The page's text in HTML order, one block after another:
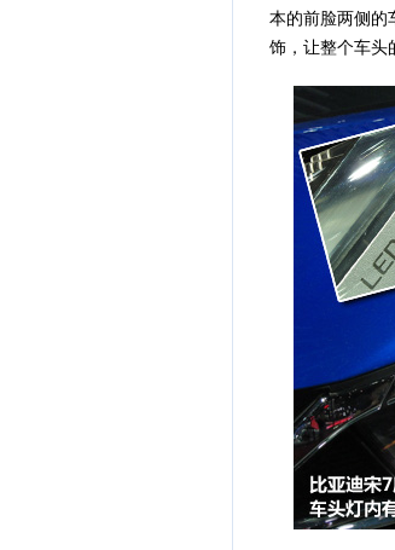
本的前脸两侧的
饰，让整个车头